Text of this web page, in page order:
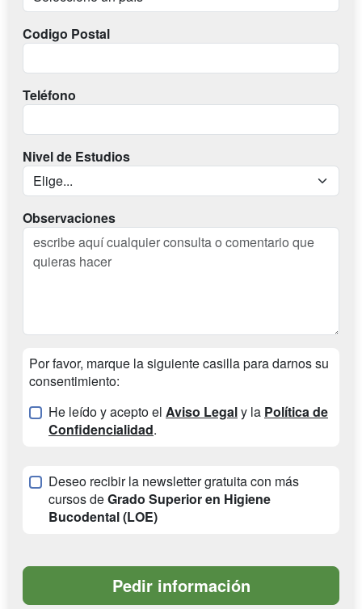
Codigo Postal
Teléfono
Nivel de Estudios
Observaciones
Por favor, marque la siguiente casilla para darnos su
consentimiento:
He leído y acepto el Aviso Legaly la Política de
Confidencialidad.
Deseo recibir la newsletter gratuita con más
cursos deGrado Superior en Higiene
Bucodental (LOE)